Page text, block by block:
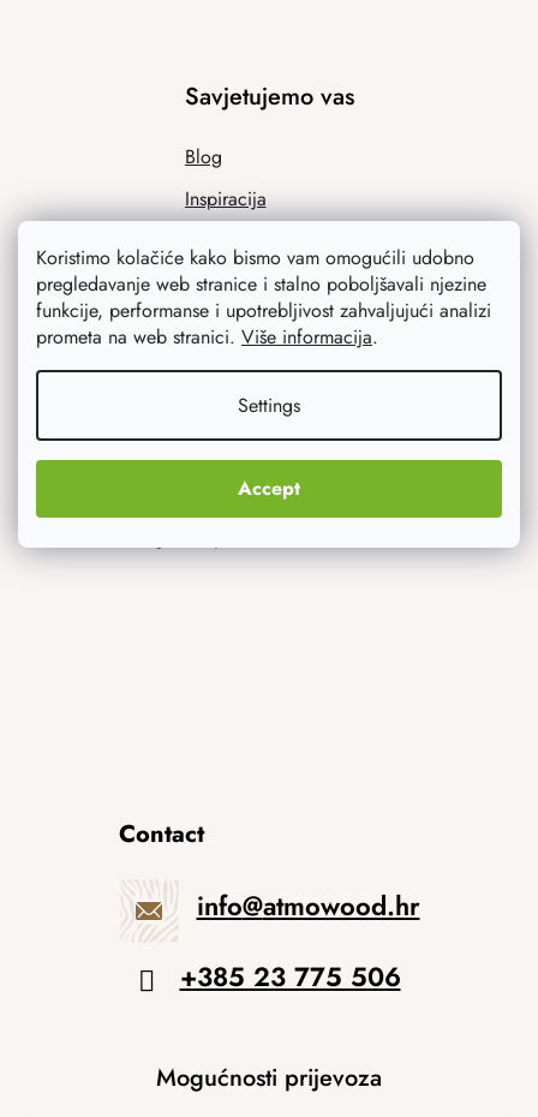
Koristimo kolačiće kako bismo vam omogućili udobno
pregledavanje web stranice i stalno poboljšavali njezine
funkcije, performanse i upotrebljivost zahvaljujući analizi
prometa na web stranici. Više informacija.
Settings
Accept
Savjetujemo vas
Blog
Inspiracija
Ono što vas najviše zanima
Contact
info@atmowood.hr
+385 23 775 506
Mogućnosti prijevoza